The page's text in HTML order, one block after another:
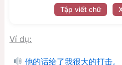
Tập viết chữ
Ví dụ:
他的话给了我很大的打击。